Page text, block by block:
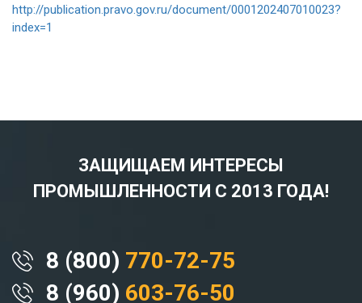
http://publication.pravo.gov.ru/document/0001202407010023?
index=1
ЗАЩИЩАЕМ ИНТЕРЕСЫ
ПРОМЫШЛЕННОСТИ С 2013 ГОДА!
8 (800) 770-72-75
8 (960) 603-76-50